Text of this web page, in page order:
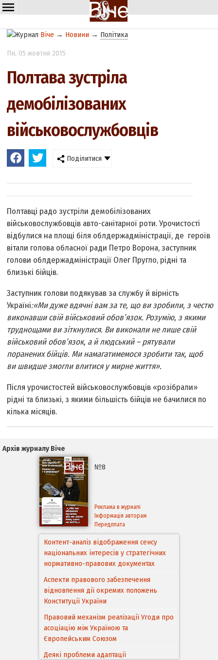
Віче → Новини → Політика
Пн, 05 жовтня 2015
Полтава зустріла
демобілізованих
військовослужбовців
Поділитися
Полтавці радо зустріли демобілізованих
військовослужбовців авто-санітарної роти. Урочистості
відбулися на площі біля облдержадміністрації, де героїв
вітали голова обласної ради Петро Ворона, заступник
голови облдержадміністрації Олег Пругло, рідні та
близькі бійців.
Заступник голови подякував за службу й вірність
Україні:«Ми дуже вдячні вам за те, що ви зробили, з честю
виконавши свій військовий обов’язок. Розумію, з якими
труднощами ви зіткнулися. Ви виконали не лише свій
військовий обов’язок, а й людський – рятували
поранених бійців. Ми намагатимемося зробити так, щоб
ви швидше змогли влитися у мирне життя».
Після урочистостей військовослужбовців «розібрали»
рідні та близькі, з якими більшість бійців не бачилися по
кілька місяців.
Архів журналу Віче
№8
Реклама в журналі
Інформація авторам
Передплата
Контент-аналіз відображення сенсу
національних інтересів у стратегічних
нормативно-правових документах
Аспекти правового забезпечення
відновлення дії окремих положень
Конституції України
Правовий механізм реалізації Угоди про
асоціацію між Україною та
Європейським Cоюзом
Деякі проблеми адаптації